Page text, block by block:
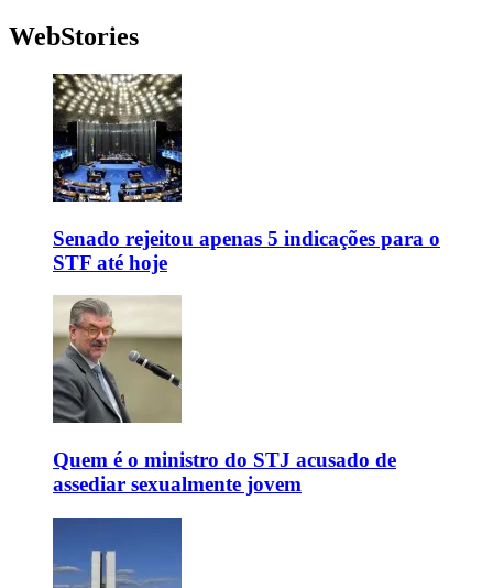
WebStories
Senado rejeitou apenas 5 indicações para o
STF até hoje
Quem é o ministro do STJ acusado de
assediar sexualmente jovem